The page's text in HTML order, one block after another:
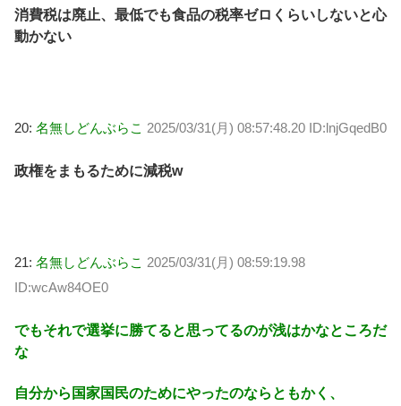
消費税は廃止、最低でも食品の税率ゼロくらいしないと心
動かない
20: 名無しどんぶらこ 2025/03/31(月) 08:57:48.20 ID:lnjGqedB0
政権をまもるために減税w
21: 名無しどんぶらこ 2025/03/31(月) 08:59:19.98
ID:wcAw84OE0
でもそれで選挙に勝てると思ってるのが浅はかなところだ
な
自分から国家国民のためにやったのならともかく、